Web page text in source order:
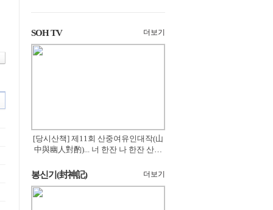
SOH TV 더보기
[당시산책] 제11회 산중여유인대작(山
中與幽人對酌)... 너 한잔 나 한잔 산의
봉신기(封神記) 더보기